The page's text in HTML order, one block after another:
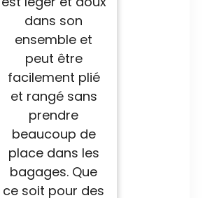
dans son
ensemble et
peut être
facilement plié
et rangé sans
prendre
beaucoup de
place dans les
bagages. Que
ce soit pour des